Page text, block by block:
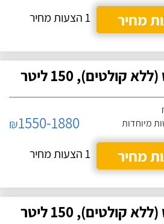
מחיר
1 הצעות מחיר
150 ליטר
מיוחדות
₪1550-1880
מחיר
1 הצעות מחיר
150 ליטר